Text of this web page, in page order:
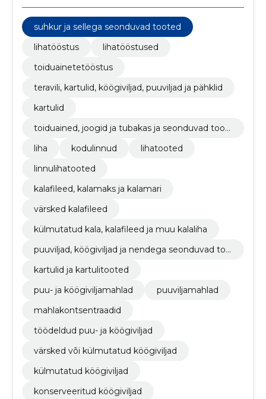
suhkur ja sellega seonduvad tooted
lihatööstus
lihatööstused
toiduainetetööstus
teravili, kartulid, köögiviljad, puuviljad ja pähklid
kartulid
toiduained, joogid ja tubakas ja seonduvad toot
liha
kodulinnud
lihatooted
linnulihatooted
kalafileed, kalamaks ja kalamari
värsked kalafileed
külmutatud kala, kalafileed ja muu kalaliha
puuviljad, köögiviljad ja nendega seonduvad too
kartulid ja kartulitooted
puu- ja köögiviljamahlad
puuviljamahlad
mahlakontsentraadid
töödeldud puu- ja köögiviljad
värsked või külmutatud köögiviljad
külmutatud köögiviljad
konserveeritud köögiviljad